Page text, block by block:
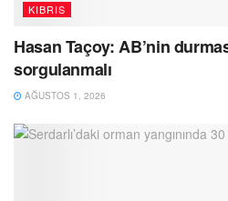
KIBRIS
Hasan Taçoy: AB’nin
sorgulanmalı
AĞUSTOS 1, 2026